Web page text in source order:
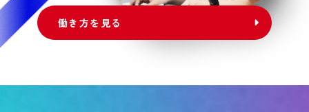
働き方を見る